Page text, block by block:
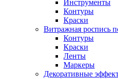
Инструменты
Контуры
Краски
Витражная роспись
Контуры
Краски
Ленты
Маркеры
Декоративные